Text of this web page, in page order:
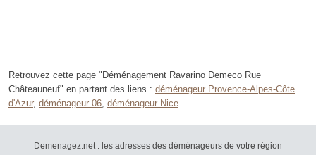
Retrouvez cette page "Déménagement Ravarino Demeco Rue
Châteauneuf" en partant des liens : déménageur Provence-Alpes-Côte
d'Azur, déménageur 06 déménageur Nice
Demenagez.net : les adresses des déménageurs de votre région